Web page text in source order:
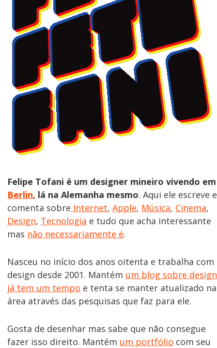
Felipe Tofani é um designer mineiro vivendo em
Berlin, lá na Alemanha mesmo. Aqui ele escreve e
comenta sobre Internet, Apple, Música, Cinema,
Design, Tecnologia e tudo que acha interessante
mas não necessariamente é.
Nasceu no início dos anos oitenta e trabalha com
design desde 2001. Mantém um blog sobre design
já tem um tempo e tenta se manter atualizado na
área através das pesquisas que faz para ele.
Gosta de desenhar mas sabe que não consegue
fazer isso direito. Mantém um portfólio com seu